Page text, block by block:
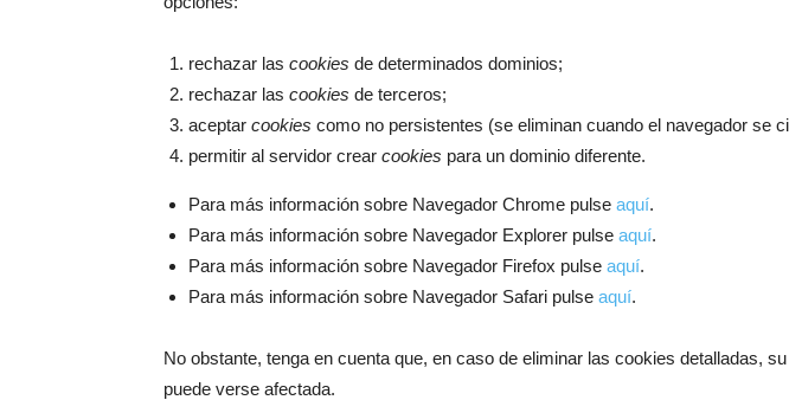
rechazar las cookies de determinados dominios;
rechazar las cookies de terceros;
aceptar cookies como no persistentes (se eliminan cuando el navegador se
permitir al servidor crear cookies para un dominio diferente.
Para más información sobre Navegador Chrome pulse aquí.
Para más información sobre Navegador Explorer pulse aquí.
Para más información sobre Navegador Firefox pulse aquí.
Para más información sobre Navegador Safari pulse aquí.
No obstante, tenga en cuenta que, en caso de eliminar las cookies detalladas,
puede verse afectada.